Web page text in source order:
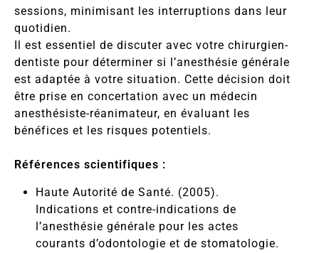
sessions, minimisant les interruptions dans leur
quotidien.
Il est essentiel de discuter avec votre chirurgien-
dentiste pour déterminer si l’anesthésie générale
est adaptée à votre situation. Cette décision doit
être prise en concertation avec un médecin
anesthésiste-réanimateur, en évaluant les
bénéfices et les risques potentiels.
Références scientifiques :
Haute Autorité de Santé. (2005).
Indications et contre-indications de
l’anesthésie générale pour les actes
courants d’odontologie et de stomatologie.